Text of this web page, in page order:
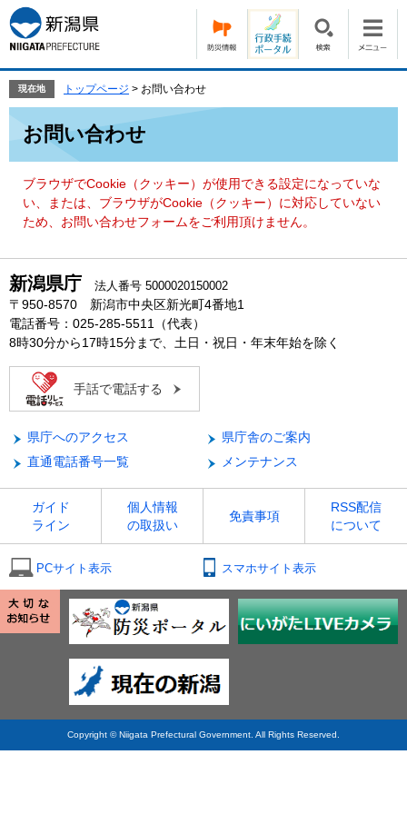
ー
ジ
の
頭
す。
ニ
ュ
ー
飛
て
現在地 トップページ > お問い合わせ
お問い合わせ
ブラウザでCookie（クッキー）が使用できる設定になっていな
い、または、ブラウザがCookie（クッキー）に対応していない
ため、お問い合わせフォームをご利用頂けません。
新潟県庁 法人番号 5000020150002
〒950-8570 新潟市中央区新光町4番地1
電話番号：025-285-5511（代表）
8時30分から17時15分まで、土日・祝日・年末年始を除く
手話で電話する
県庁へのアクセス
県庁舎のご案内
直通電話番号一覧
メンテナンス
ガイド
ライン
個人情報
の取扱い
免責事項
RSS配信
について
PCサイト表示 スマホサイト表示
Copyright © Niigata Prefectural Government. All Rights Reserved.